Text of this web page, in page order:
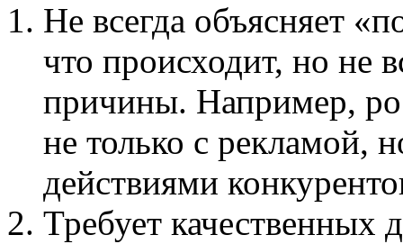
Не всегда объясняет
что происходит, но не
причины. Например,
не только с рекламой,
действиями
Требует